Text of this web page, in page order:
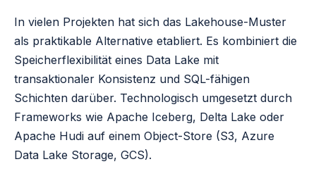
In vielen Projekten hat sich das Lakehouse-Muster
als praktikable Alternative etabliert. Es kombiniert die
Speicherflexibilität eines Data Lake mit
transaktionaler Konsistenz und SQL-fähigen
Schichten darüber. Technologisch umgesetzt durch
Frameworks wie Apache Iceberg, Delta Lake oder
Apache Hudi auf einem Object-Store (S3, Azure
Data Lake Storage, GCS).